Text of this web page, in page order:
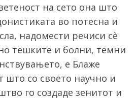
на сето она што
во потесна и
надомести речиси сè
тешките и болни, темни
е Блаже
што со своето научно и
го создаде зенитот и